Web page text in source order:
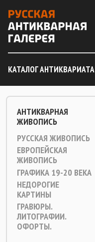
КАТАЛОГ АНТИКВАРИАТА
АНТИКВАРНАЯ
ЖИВОПИСЬ
РУССКАЯ ЖИВОПИСЬ
ЕВРОПЕЙСКАЯ
ЖИВОПИСЬ
ГРАФИКА 19-20 ВЕКА
НЕДОРОГИЕ
КАРТИНЫ
ГРАВЮРЫ.
ЛИТОГРАФИИ.
ОФОРТЫ.